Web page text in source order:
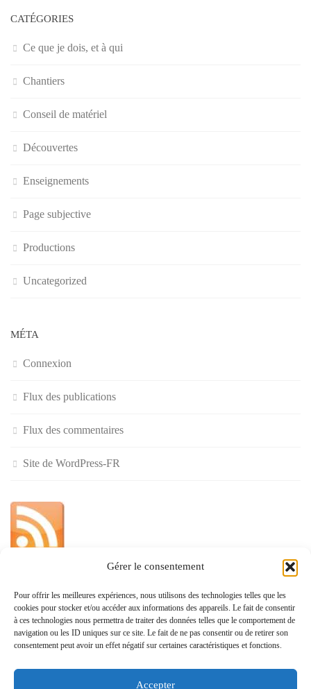
Gérer le consentement
Pour offrir les meilleures expériences, nous utilisons des technologies telles que les
cookies pour stocker et/ou accéder aux informations des appareils. Le fait de consentir
à ces technologies nous permettra de traiter des données telles que le comportement de
navigation ou les ID uniques sur ce site. Le fait de ne pas consentir ou de retirer son
consentement peut avoir un effet négatif sur certaines caractéristiques et fonctions.
Accepter
CATÉGORIES
Ce que je dois, et à qui
Chantiers
Conseil de matériel
Découvertes
Enseignements
Page subjective
Productions
Uncategorized
MÉTA
Connexion
Flux des publications
Flux des commentaires
Site de WordPress-FR
»
Politique de confidentialité